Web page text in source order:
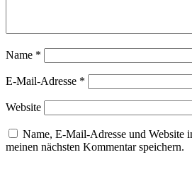
Name *
E-Mail-Adresse *
Website
Name, E-Mail-Adresse und Website
meinen nächsten Kommentar speichern.